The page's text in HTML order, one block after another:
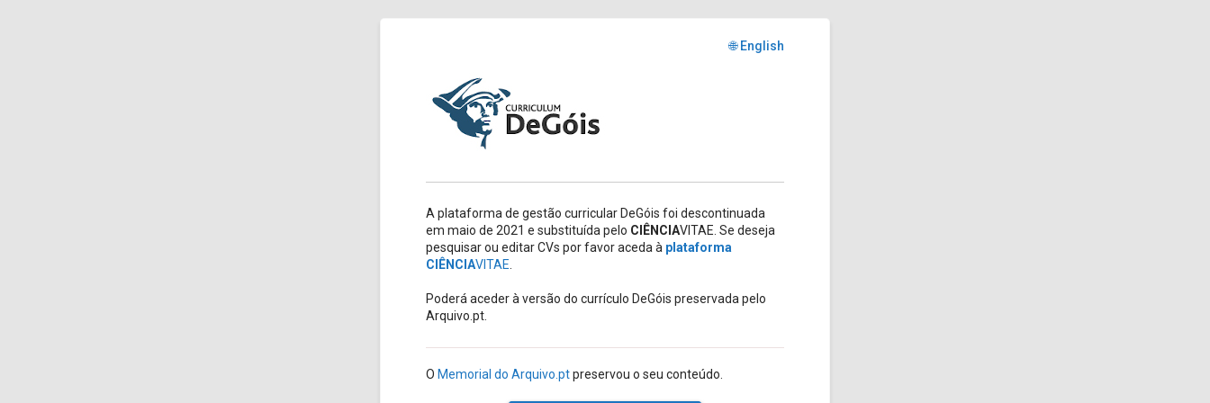
🌐 English
A plataforma de gestão curricular DeGóis foi descontinuada
em maio de 2021 e substituída pelo CIÊNCIAVITAE. Se deseja
pesquisar ou editar CVs por favor aceda à plataforma
CIÊNCIAVITAE
Poderá aceder à versão do currículo DeGóis preservada pelo
Arquivo.pt.
O Memorial do Arquivo.ptpreservou o seu conteúdo.